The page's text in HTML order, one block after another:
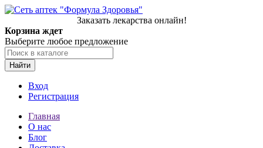
Заказать лекарства онлайн!
Корзина ждет
Выберите любое предложение
Найти
Вход
Регистрация
Главная
О нас
Блог